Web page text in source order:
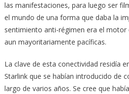
las manifestaciones, para luego ser
el mundo de una forma que daba la
sentimiento anti-régimen era el motor
aun mayoritariamente pacíficas.
La clave de esta conectividad residía
Starlink que se habían introducido de
largo de varios años. Se cree que